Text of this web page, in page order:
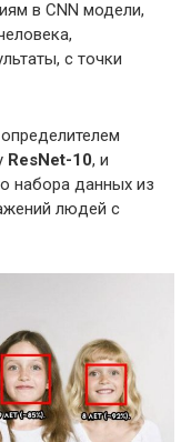
в CNN модели,
с точки
ResNet-10, и
набора данных из
людей с